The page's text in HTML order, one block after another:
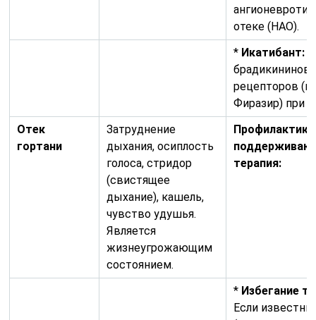
отеке (НАО).
* Икатибант:
рецепторов
Фиразир) при
Отек
гортани
Затруднение
дыхания, осиплость
голоса, стридор
(свистящее
дыхание), кашель,
чувство удушья.
Является
жизнеугрожающим
состоянием.
терапия:
* Избегание
Если известны